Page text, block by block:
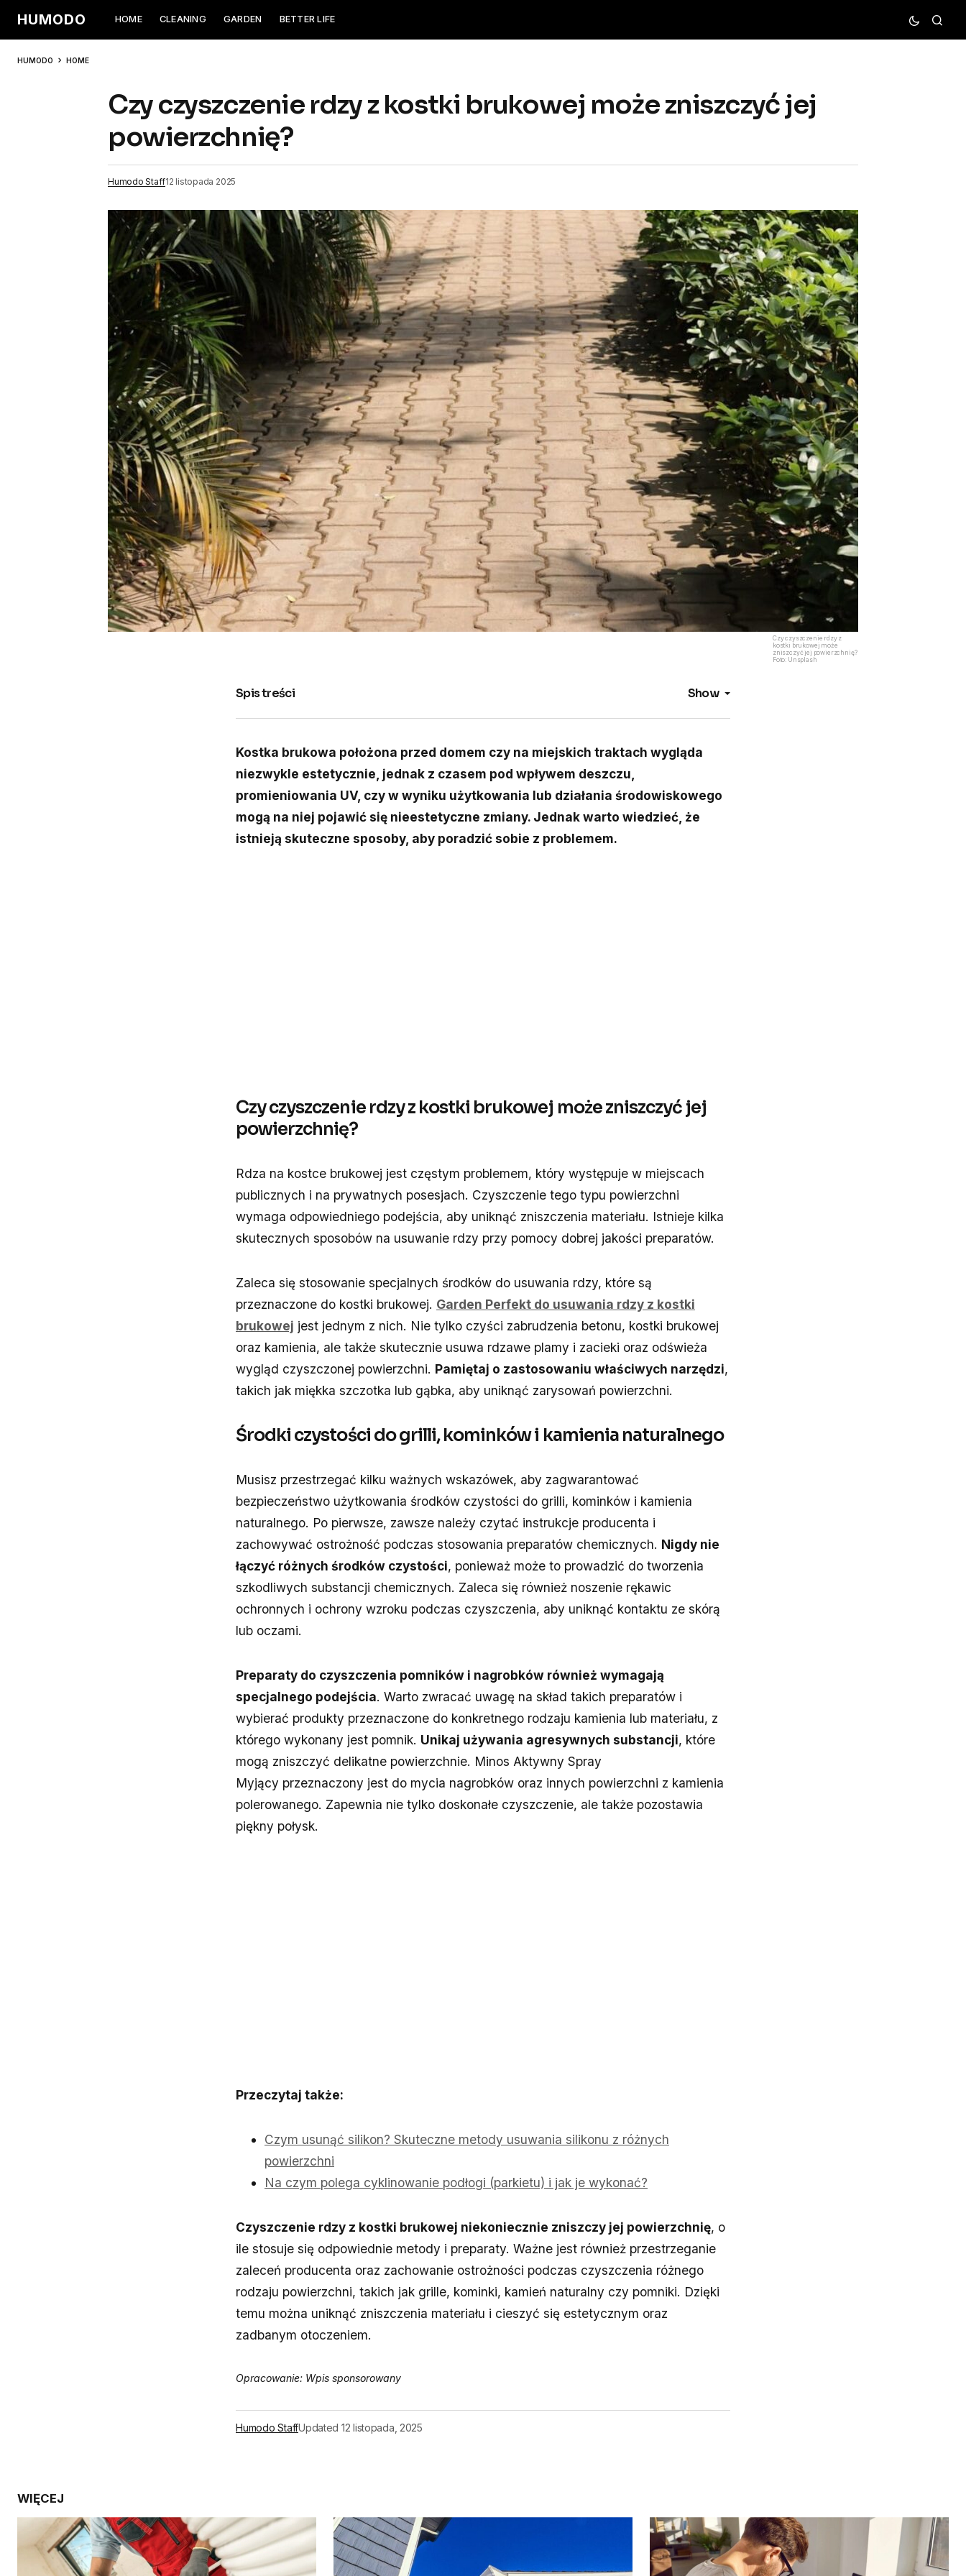
HUMODO HOME CLEANING GARDEN BETTER LIFE
HUMODO HOME
Czy czyszczenie rdzy z kostki brukowej może zniszczyć jej
powierzchnię?
Humodo Staff12 listopada 2025
Czy czyszczenie rdzy z
kostki brukowej może
zniszczyć jej powierzchnię?
Foto: Unsplash
Spis treści Show
Kostka brukowa położona przed domem czy na miejskich traktach wygląda
niezwykle estetycznie, jednak z czasem pod wpływem deszczu,
promieniowania UV, czy w wyniku użytkowania lub działania środowiskowego
mogą na niej pojawić się nieestetyczne zmiany. Jednak warto wiedzieć, że
istnieją skuteczne sposoby, aby poradzić sobie z problemem.
Czy czyszczenie rdzy z kostki brukowej może zniszczyć jej
powierzchnię?
Rdza na kostce brukowej jest częstym problemem, który występuje w miejscach
publicznych i na prywatnych posesjach. Czyszczenie tego typu powierzchni
wymaga odpowiedniego podejścia, aby uniknąć zniszczenia materiału. Istnieje kilka
skutecznych sposobów na usuwanie rdzy przy pomocy dobrej jakości preparatów.
Zaleca się stosowanie specjalnych środków do usuwania rdzy, które są
przeznaczone do kostki brukowej. Garden Perfekt do usuwania rdzy z kostki
brukowej jest jednym z nich. Nie tylko czyści zabrudzenia betonu, kostki brukowej
oraz kamienia, ale także skutecznie usuwa rdzawe plamy i zacieki oraz odświeża
wygląd czyszczonej powierzchni. Pamiętaj o zastosowaniu właściwych narzędzi,
takich jak miękka szczotka lub gąbka, aby uniknąć zarysowań powierzchni.
Środki czystości do grilli, kominków i kamienia naturalnego
Musisz przestrzegać kilku ważnych wskazówek, aby zagwarantować
bezpieczeństwo użytkowania środków czystości do grilli, kominków i kamienia
naturalnego. Po pierwsze, zawsze należy czytać instrukcje producenta i
zachowywać ostrożność podczas stosowania preparatów chemicznych. Nigdy nie
łączyć różnych środków czystości, ponieważ może to prowadzić do tworzenia
szkodliwych substancji chemicznych. Zaleca się również noszenie rękawic
ochronnych i ochrony wzroku podczas czyszczenia, aby uniknąć kontaktu ze skórą
lub oczami.
Preparaty do czyszczenia pomników i nagrobków również wymagają
specjalnego podejścia. Warto zwracać uwagę na skład takich preparatów i
wybierać produkty przeznaczone do konkretnego rodzaju kamienia lub materiału, z
którego wykonany jest pomnik. Unikaj używania agresywnych substancji, które
mogą zniszczyć delikatne powierzchnie. Minos Aktywny Spray
Myjący przeznaczony jest do mycia nagrobków oraz innych powierzchni z kamienia
polerowanego. Zapewnia nie tylko doskonałe czyszczenie, ale także pozostawia
piękny połysk.
Przeczytaj także:
Czym usunąć silikon? Skuteczne metody usuwania silikonu z różnych
powierzchni
Na czym polega cyklinowanie podłogi (parkietu) i jak je wykonać?
Czyszczenie rdzy z kostki brukowej niekoniecznie zniszczy jej powierzchnię, o
ile stosuje się odpowiednie metody i preparaty. Ważne jest również przestrzeganie
zaleceń producenta oraz zachowanie ostrożności podczas czyszczenia różnego
rodzaju powierzchni, takich jak grille, kominki, kamień naturalny czy pomniki. Dzięki
temu można uniknąć zniszczenia materiału i cieszyć się estetycznym oraz
zadbanym otoczeniem.
Opracowanie: Wpis sponsorowany
Humodo StaffUpdated 12 listopada, 2025
WIĘCEJ